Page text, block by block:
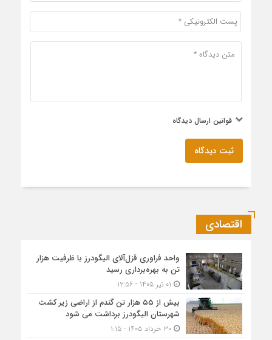
قوانین ارسال دیدگاه
ثبت دیدگاه
اقتصادی
واحد فراوری قزل‌آلای الیگودرز با ظرفیت هزار
تن به بهره‌برداری رسید
بیش از ۵۵ هزار تن گندم از اراضی زیر کشت
شهرستان الیگودرز برداشت می شود
۳۰ خرداد ۱۴۰۵ - ۱:۱۵